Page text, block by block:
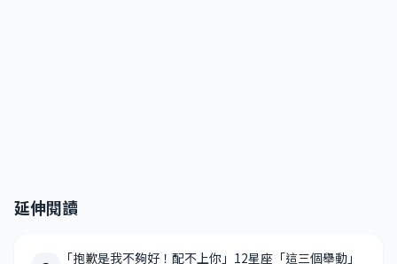
延伸閱讀
「抱歉是我不夠好！配不上你」12星座「這三個舉動」